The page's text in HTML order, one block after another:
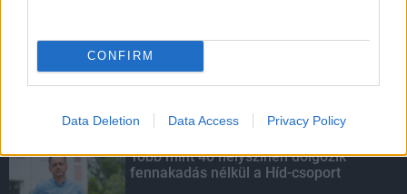
CONFIRM
Data Deletion Data Access Privacy Policy
Budapest-Pécs, Budapest-Szolnok:
gyorsabb és biztonságosabb lett a vasút
Több mint 40 helyszínen dolgozik
fennakadás nélkül a Híd-csoport